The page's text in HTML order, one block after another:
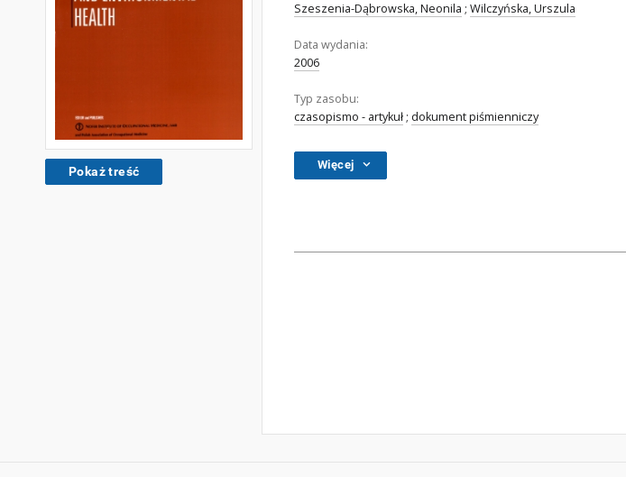
Pokaż treść
Szeszenia-Dąbrowska, Neonila ; Wilczyńska, Urszula
Data wydania:
2006
Typ zasobu:
czasopismo - artykuł ; dokument piśmienniczy
Więcej